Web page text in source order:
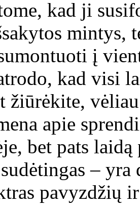
kad ji
mintys,
į
kad visi
žiūrėkite,
apie
bet pats
–
pavyzdžių